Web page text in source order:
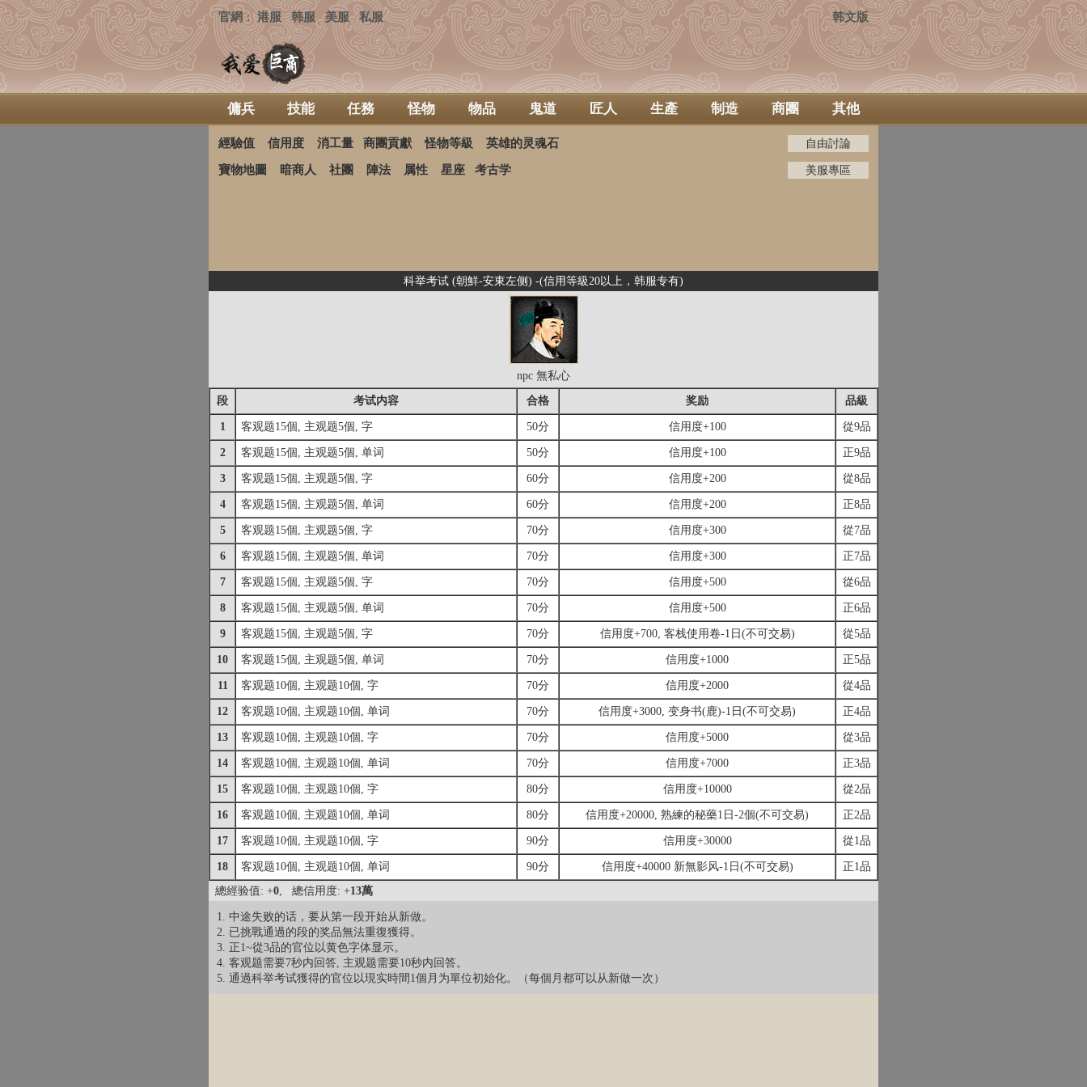
官網：港服 韩服 美服 私服 韩文版
傭兵 技能 任務 怪物 物品 鬼道 匠人 生產 制造 商團 其他
經驗值 信用度 消工量 商團貢獻 怪物等級 英雄的灵魂石 自由討論
寶物地圖 暗商人 社團 陣法 属性 星座 考古学 美服專區
科举考试 (朝鮮-安東左侧) -(信用等級20以上，韩服专有)
npc 無私心
段 考试内容 合格 奖励 品級
1 客观题15個, 主观题5個, 字 50分 信用度+100 從9品
2 客观题15個, 主观题5個, 单词 50分 信用度+100 正9品
3 客观题15個, 主观题5個, 字 60分 信用度+200 從8品
4 客观题15個, 主观题5個, 单词 60分 信用度+200 正8品
5 客观题15個, 主观题5個, 字 70分 信用度+300 從7品
6 客观题15個, 主观题5個, 单词 70分 信用度+300 正7品
7 客观题15個, 主观题5個, 字 70分 信用度+500 從6品
8 客观题15個, 主观题5個, 单词 70分 信用度+500 正6品
9 客观题15個, 主观题5個, 字 70分 信用度+700, 客栈使用卷-1日(不可交易) 從5品
10 客观题15個, 主观题5個, 单词 70分 信用度+1000 正5品
11 客观题10個, 主观题10個, 字 70分 信用度+2000 從4品
12 客观题10個, 主观题10個, 单词 70分 信用度+3000, 变身书(鹿)-1日(不可交易) 正4品
13 客观题10個, 主观题10個, 字 70分 信用度+5000 從3品
14 客观题10個, 主观题10個, 单词 70分 信用度+7000 正3品
15 客观题10個, 主观题10個, 字 80分 信用度+10000 從2品
16 客观题10個, 主观题10個, 单词 80分 信用度+20000, 熟練的秘藥1日-2個(不可交易) 正2品
17 客观题10個, 主观题10個, 字 90分 信用度+30000 從1品
18 客观题10個, 主观题10個, 单词 90分 信用度+40000 新無影风-1日(不可交易)
正1品
總經验值: +0, 總信用度: +13萬
1. 中途失败的话，要从第一段开始从新做。
2. 已挑戰通過的段的奖品無法重復獲得。
3. 正1~從3品的官位以黄色字体显示。
4. 客观题需要7秒内回答, 主观题需要10秒内回答。
5. 通過科举考试獲得的官位以現实時間1個月为單位初始化。（每個月都可以从新做一次）